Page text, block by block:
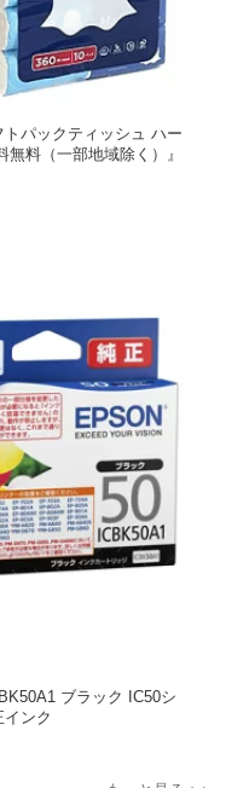
パックティッシュ ハー
料（一部地域除く）』
ブラック IC50シ
ンク